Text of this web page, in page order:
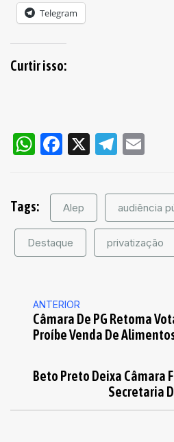
Telegram
Curtir isso:
WhatsApp
Facebook
X
Tags: Alep audiência
Destaque privatização
ANTERIOR
Câmara De PG Retoma
Proíbe Venda De
Beto Preto Deixa Câmara
Secretaria